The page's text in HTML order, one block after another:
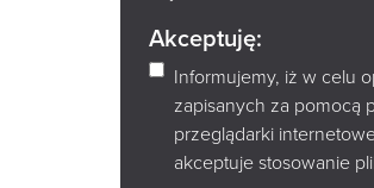
Akceptuję:
Informujemy, iż w celu
zapisanych za pomocą
przeglądarki
akceptuje stosowanie